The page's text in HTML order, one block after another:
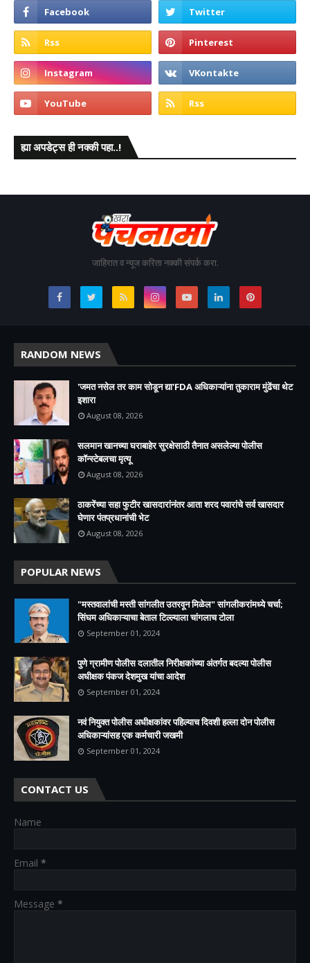
ह्या अपडेट्स ही नक्की पहा..!
जाहिरात व न्यूज करिता नक्की संपर्क करा.
RANDOM NEWS
'जमत नसेल तर काम सोडून द्या'FDA अधिकाऱ्यांना तुकाराम मुंढेंचा थेट
इशारा
August 08, 2026
सलमान खानच्या घराबाहेर सुरक्षेसाठी तैनात असलेल्या पोलीस
कॉन्स्टेबलचा मृत्यू
August 08, 2026
ठाकरेंच्या सहा फुटीर खासदारांनंतर आता शरद पवारांचे सर्व खासदार
घेणार पंतप्रधानांची भेट
August 08, 2026
POPULAR NEWS
"मस्तवालांची मस्ती सांगलीत उतरवून मिळेल" सांगलीकरांमध्ये चर्चा;
सिंघम अधिकाऱ्याचा बेताल टिल्ल्याला चांगलाच टोला
September 01, 2024
पुणे ग्रामीण पोलीस दलातील निरीक्षकांच्या अंतर्गत बदल्या पोलीस
अधीक्षक पंकज देशमुख यांचा आदेश
September 01, 2024
नवं नियुक्त पोलीस अधीक्षकांवर पहिल्याच दिवशी हल्ला दोन पोलीस
अधिकाऱ्यांसह एक कर्मचारी जखमी
September 01, 2024
CONTACT US
Name
Email *
Message *